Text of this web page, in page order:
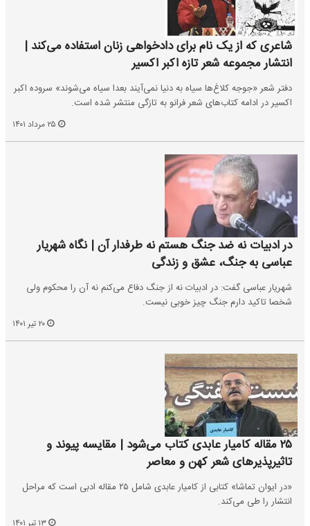
شاعری که از یک نام برای دادخواهی زنان استفاده می‌کند |
انتشار مجموعه شعر تازه اکبر اکسیر
دفتر شعر «جوجه کلاغ‌ها سیاه به دنیا نمی‌آیند بعدا سیاه می‌شوند» سروده اکبر
اکسیر در ادامه کتاب‌های شعر فرانو به‌ تازگی منتشر شده است.
در ادبیات نه ضد جنگ هستم نه طرفدار آن | نگاه شهریار
عباسی به جنگ، عشق و زندگی
شهریار عباسی گفت: در ادبیات نه از جنگ دفاع می‌کنم نه آن را محکوم ولی
شخصا تاکید دارم جنگ چیز خوبی نیست.
۲۵ مقاله کامیار عابدی کتاب می‌شود | مقایسه پیوند و
تاثیرپذیرهای شعر کهن و معاصر
«در ایوان تماشا» کتابی از کامیار عابدی شامل ۲۵ مقاله ادبی است که مراحل
انتشار را طی می‌کند.